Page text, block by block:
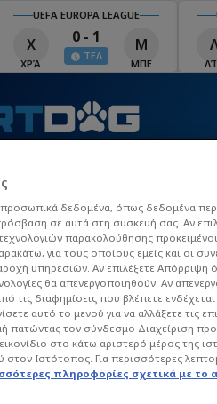
UEFA EUROPA LEAGUE
Λ
ΛΊΝ
1 - 1
ΤΕΛ
Ο
ΟΜΌ
League Europa
δεδομένα, όπως δεδομένα
σε αυτά στη συσκευή σας. Αν
παρακολούθησης
για τους οποίους εμείς και οι
υπηρεσιών. Αν επιλέξετε Απόρριψη
θα απενεργοποιηθούν. Αν
τις διαφημίσεις που βλέπετε ενδέχεται
αυτό το μενού για να αλλάξετε τις
πατώντας τον σύνδεσμο Διαχείριση
στο κάτω αριστερό μέρος της
Ιστότοπος. Για περισσότερες
πληροφορίες σχετικά με το